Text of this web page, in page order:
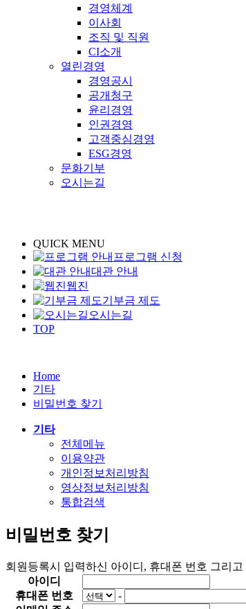
경영체계
이사회
조직 및 직원
CI소개
열린경영
경영공시
공개청구
윤리경영
인권경영
고객중심경영
ESG경영
문화기부
오시는길
QUICK MENU
프로그램 신청
대관 안내
웹진
기부금 제도
오시는길
TOP
Home
기타
비밀번호 찾기
기타
전체메뉴
이용약관
개인정보처리방침
영상정보처리방침
통합검색
비밀번호 찾기
회원등록시 입력하신 아이디, 휴대폰 번호 그리고
아이디
휴대폰 번호
-